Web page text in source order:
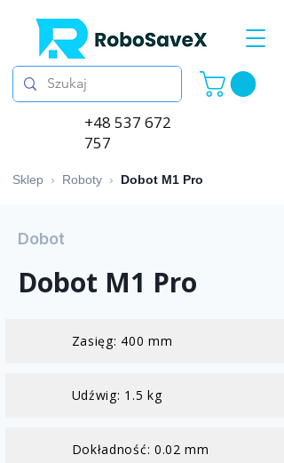
+48 537 672
757
Sklep › Roboty › Dobot M1 Pro
Dobot
Dobot M1 Pro
Zasięg: 400 mm
Udźwig: 1.5 kg
Dokładność: 0.02 mm